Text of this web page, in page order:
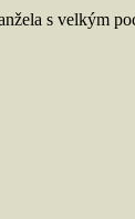
s velkým